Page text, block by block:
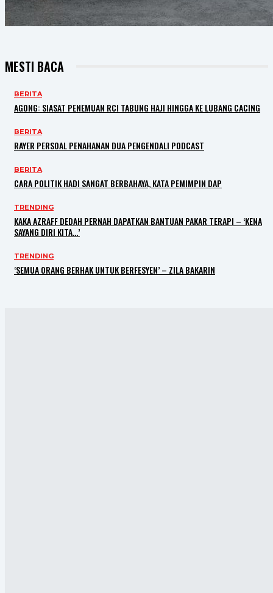
MESTI BACA
BERITA
AGONG: SIASAT PENEMUAN RCI TABUNG HAJI HINGGA KE LUBANG CACING
BERITA
RAYER PERSOAL PENAHANAN DUA PENGENDALI PODCAST
BERITA
CARA POLITIK HADI SANGAT BERBAHAYA, KATA PEMIMPIN DAP
TRENDING
KAKA AZRAFF DEDAH PERNAH DAPATKAN BANTUAN PAKAR TERAPI – ‘KENA
SAYANG DIRI KITA…’
TRENDING
‘SEMUA ORANG BERHAK UNTUK BERFESYEN’ – ZILA BAKARIN